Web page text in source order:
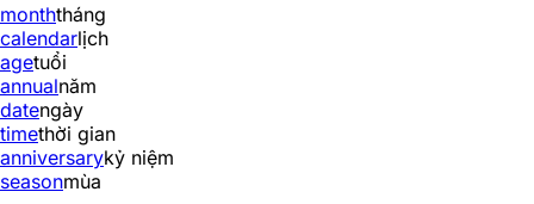
monththáng
calendarlịch
agetuổi
annualnăm
datengày
timethời gian
anniversarykỷ niệm
seasonmùa